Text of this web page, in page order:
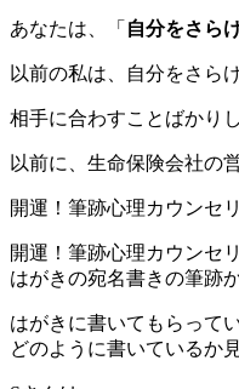
あなたは、「 自分をさら
以前の私は、自分をさら
相手に合わすことばかり
以前に、生命保険会社の
開運！筆跡心理カウンセ
開運！筆跡心理カウンセ
はがきの宛名書きの筆跡
はがきに書いてもらって
どのように書いているか